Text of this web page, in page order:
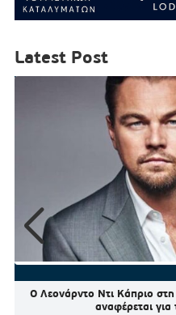
Latest Post
Ο Λεονάρντο Ντι Κάπριο
αναφέρεται για